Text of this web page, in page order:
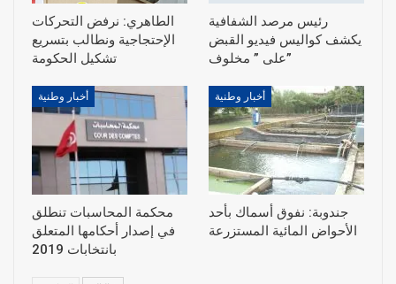
الطاهري: نرفض التحركات
الإحتجاجية ونطالب بتسريع
رئيس مرصد الشفافية
يكشف كواليس فيديو القبض
على ” مخلوف”
أخبار وطنية
محكمة المحاسبات تنطلق
في إصدار أحكامها المتعلق
بانتخابات 2019
أخبار وطنية
جندوبة: نفوق أسماك بأحد
الأحواض المائية المستزرعة